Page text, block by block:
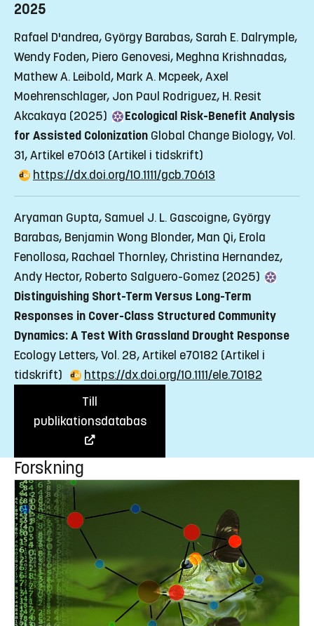
2025
Rafael D'andrea, György Barabas, Sarah E. Dalrymple,
Wendy Foden, Piero Genovesi, Meghna Krishnadas,
Mathew A. Leibold, Mark A. Mcpeek, Axel
Moehrenschlager, Jon Paul Rodriguez, H. Resit
Akcakaya (2025)
Ecological Risk-Benefit Analysis
for Assisted Colonization Global Change Biology, Vol.
31, Artikel e70613 (Artikel i tidskrift)
https://dx.doi.org/10.1111/gcb.70613
Aryaman Gupta, Samuel J. L. Gascoigne, György
Barabas, Benjamin Wong Blonder, Man Qi, Erola
Fenollosa, Rachael Thornley, Christina Hernandez,
Andy Hector, Roberto Salguero-Gomez (2025)
Distinguishing Short-Term Versus Long-Term
Responses in Cover-Class Structured Community
Dynamics: A Test With Grassland Drought Response
Ecology Letters, Vol. 28, Artikel e70182 (Artikel i
tidskrift)
https://dx.doi.org/10.1111/ele.70182
Till
publikationsdatabas
Forskning